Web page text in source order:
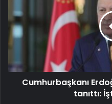
Cumhurbaşkanı
tanıttı: